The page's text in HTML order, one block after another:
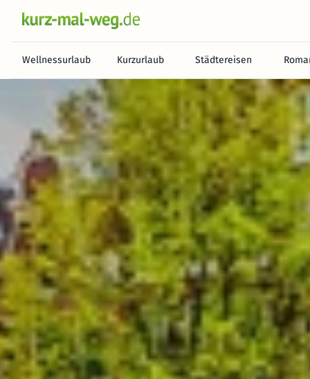
Wellnessurlaub Kurzurlaub Städtereisen